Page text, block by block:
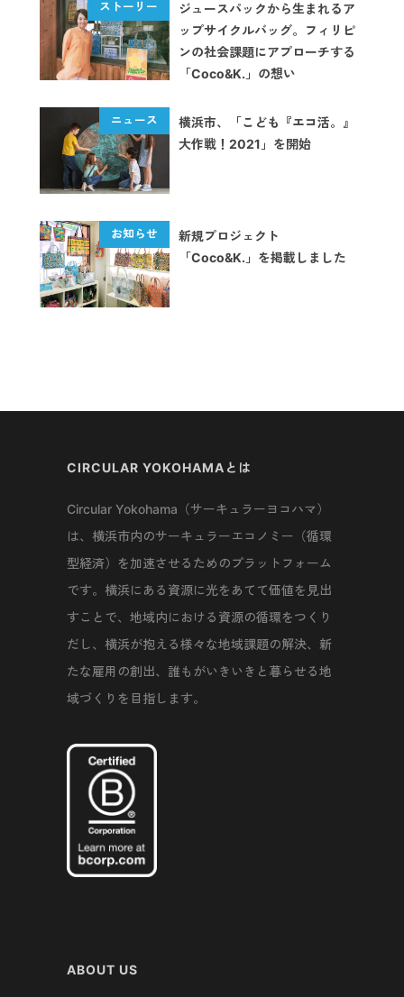
ジュースパックから生まれるア
ップサイクルバッグ。フィリピ
ンの社会課題にアプローチする
「Coco&K.」の想い
横浜市、「こども『エコ活。』
大作戦！2021」を開始
新規プロジェクト
「Coco&K.」を掲載しました
CIRCULAR YOKOHAMAとは
Circular Yokohama（サーキュラーヨコハマ）
は、横浜市内のサーキュラーエコノミー（循環
型経済）を加速させるためのプラットフォーム
です。横浜にある資源に光をあてて価値を見出
すことで、地域内における資源の循環をつくり
だし、横浜が抱える様々な地域課題の解決、新
たな雇用の創出、誰もがいきいきと暮らせる地
域づくりを目指します。
ABOUT US